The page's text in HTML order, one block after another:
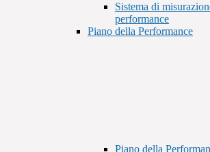
Sistema di
performance
Piano della Performance
Piano della